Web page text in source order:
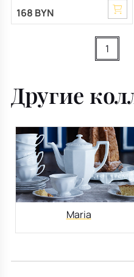
168 BYN
1
Другие
Maria